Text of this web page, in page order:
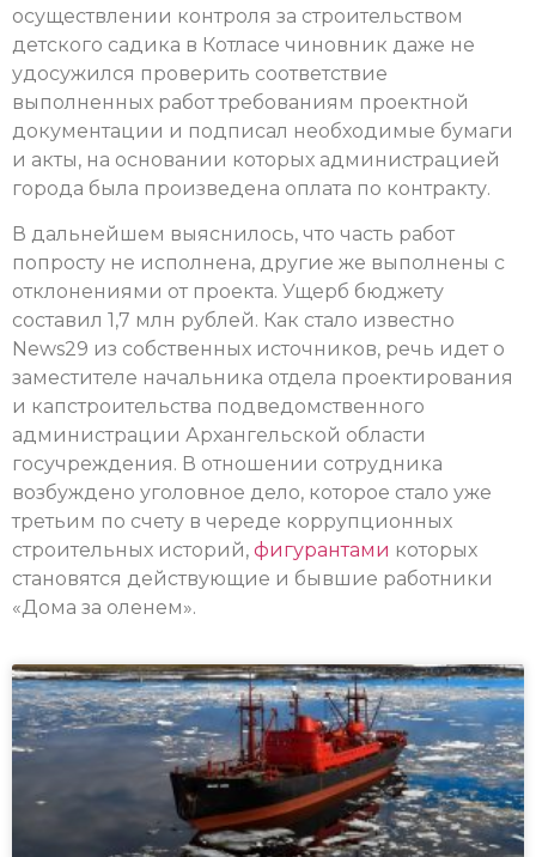
осуществлении контроля за строительством
детского садика в Котласе чиновник даже не
удосужился проверить соответствие
выполненных работ требованиям проектной
документации и подписал необходимые бумаги
и акты, на основании которых администрацией
города была произведена оплата по контракту.
В дальнейшем выяснилось, что часть работ
попросту не исполнена, другие же выполнены с
отклонениями от проекта. Ущерб бюджету
составил 1,7 млн рублей. Как стало известно
News29 из собственных источников, речь идет о
заместителе начальника отдела проектирования
и капстроительства подведомственного
администрации Архангельской области
госучреждения. В отношении сотрудника
возбуждено уголовное дело, которое стало уже
третьим по счету в череде коррупционных
строительных историй, фигурантами которых
становятся действующие и бывшие работники
«Дома за оленем».